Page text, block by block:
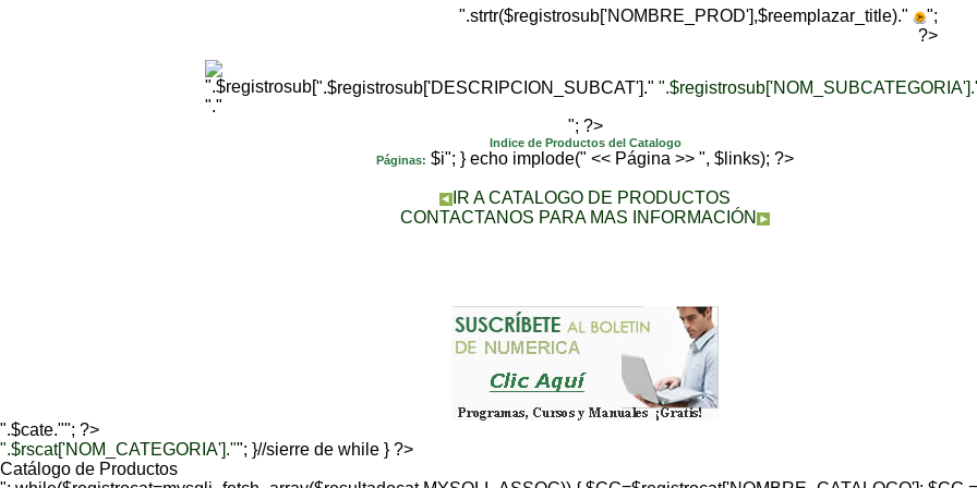
".strtr($registrosub['NOMBRE_PROD'],$reemplazar_title)."
";
?>
"."
".$registrosub['DESCRIPCION_SUBCAT']."
"; ?>
Indice de Productos del Catalogo
Páginas: $i"; } echo implode(" << Página >> ", $links); ?>
IR A CATALOGO DE PRODUCTOS
CONTACTANOS PARA MAS INFORMACIÓN
".$cate.""; ?>
".$rscat['NOM_CATEGORIA'].""; }//sierre de while } ?>
Catálogo de Productos